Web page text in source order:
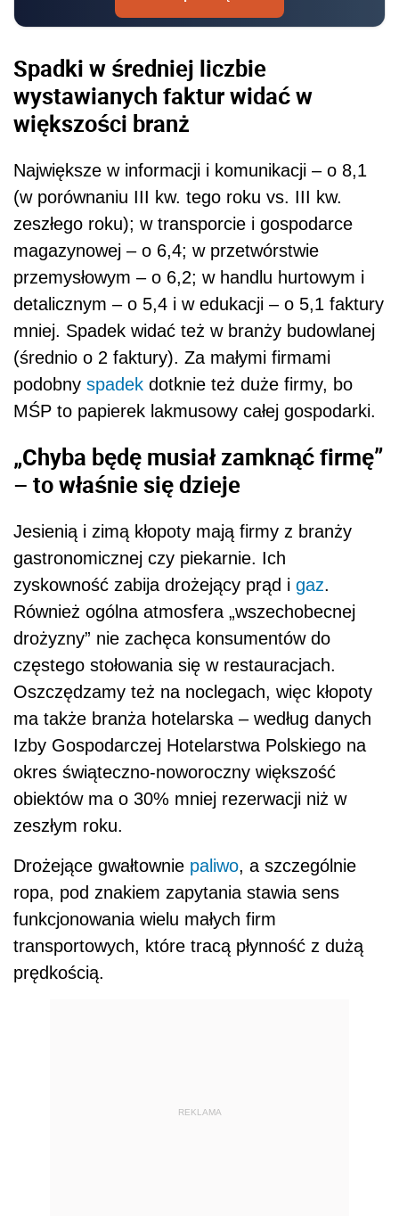
Spadki w średniej liczbie
wystawianych faktur widać w
większości branż
Największe w informacji i komunikacji – o 8,1
(w porównaniu III kw. tego roku vs. III kw.
zeszłego roku); w transporcie i gospodarce
magazynowej – o 6,4; w przetwórstwie
przemysłowym – o 6,2; w handlu hurtowym i
detalicznym – o 5,4 i w edukacji – o 5,1 faktury
mniej. Spadek widać też w branży budowlanej
(średnio o 2 faktury). Za małymi firmami
podobny spadek dotknie też duże firmy, bo
MŚP to papierek lakmusowy całej gospodarki.
„Chyba będę musiał zamknąćfirmę”
– to właśnie się dzieje
Jesienią i zimą kłopoty mają firmy z branży
gastronomicznej czy piekarnie. Ich
zyskowność zabija drożejący prąd i gaz.
Również ogólna atmosfera „wszechobecnej
drożyzny” nie zachęca konsumentów do
częstego stołowania się w restauracjach.
Oszczędzamy też na noclegach, więc kłopoty
ma także branża hotelarska – według danych
Izby Gospodarczej Hotelarstwa Polskiego na
okres świąteczno-noworoczny większość
obiektów ma o 30% mniej rezerwacji niż w
zeszłym roku.
Drożejące gwałtownie paliwo, a szczególnie
ropa, pod znakiem zapytania stawia sens
funkcjonowania wielu małych firm
transportowych, które tracą płynność z dużą
prędkością.
REKLAMA